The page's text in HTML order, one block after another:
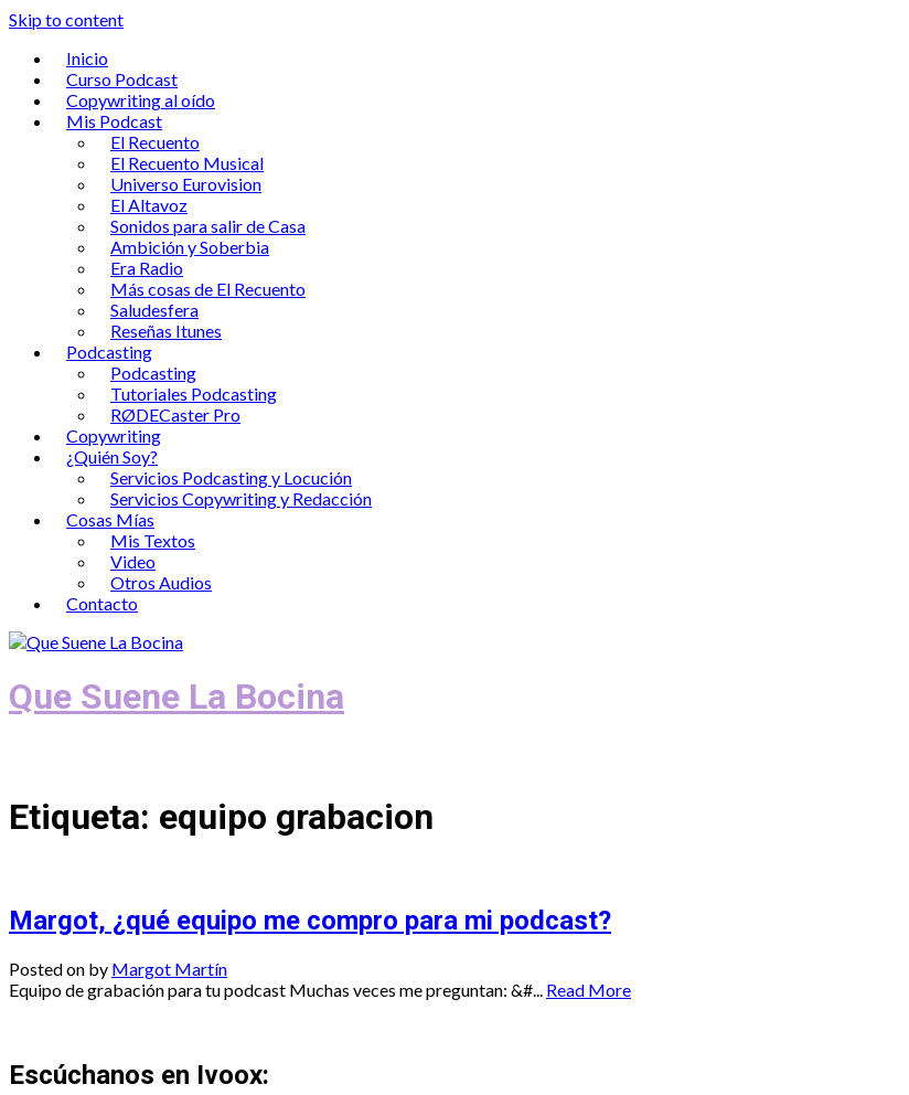
Skip to content
Inicio
Curso Podcast
Copywriting al oído
Mis Podcast
El Recuento
El Recuento Musical
Universo Eurovision
El Altavoz
Sonidos para salir de Casa
Ambición y Soberbia
Era Radio
Más cosas de El Recuento
Saludesfera
Reseñas Itunes
Podcasting
Podcasting
Tutoriales Podcasting
RØDECaster Pro
Copywriting
¿Quién Soy?
Servicios Podcasting y Locución
Servicios Copywriting y Redacción
Cosas Mías
Mis Textos
Video
Otros Audios
Contacto
Que Suene La Bocina
Etiqueta: equipo grabacion
Margot, ¿qué equipo me compro para mi podcast?
Posted on by Margot Martín
Equipo de grabación para tu podcast Muchas veces me preguntan: &#...
Read More
Escúchanos en Ivoox: